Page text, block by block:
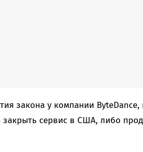
закона у компании
закрыть сервис в США, либо